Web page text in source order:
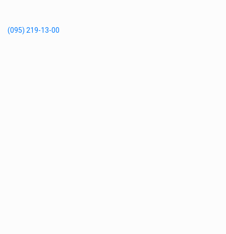
(095) 219-13-00